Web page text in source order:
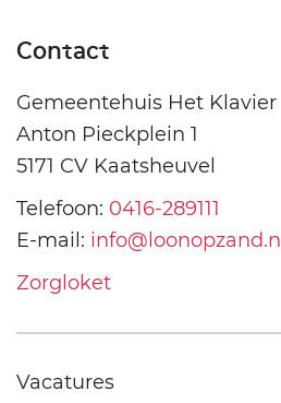
Contact
Gemeentehuis Het Klavier
Anton Pieckplein 1
5171 CV Kaatsheuvel
Telefoon: 0416-289111
E-mail: info@loonopzand.nl
Zorgloket
Vacatures